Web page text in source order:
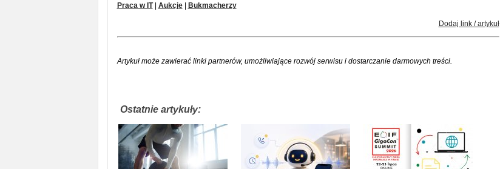
Praca w IT| Aukcje| Bukmacherzy
Dodaj link / artykuł
Artykuł może zawierać linki partnerów, umożliwiające rozwój serwisu i dostarczanie darmowych treści.
Ostatnie artykuły: